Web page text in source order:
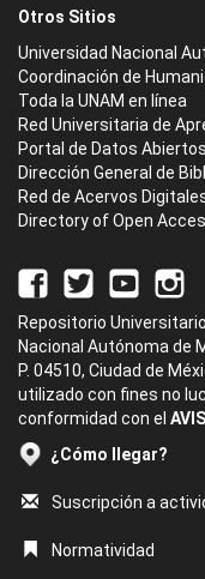
Otros Sitios
Universidad Nacional
Coordinación de
Toda la UNAM en línea
Red Universitaria de
Portal de Datos Abiertos
Dirección General de
Red de Acervos
Directory of Open
Repositorio
Nacional Autónoma de
P. 04510, Ciudad de
utilizado con fines no
conformidad con el
¿Cómo llegar?
Suscripción a
Normatividad